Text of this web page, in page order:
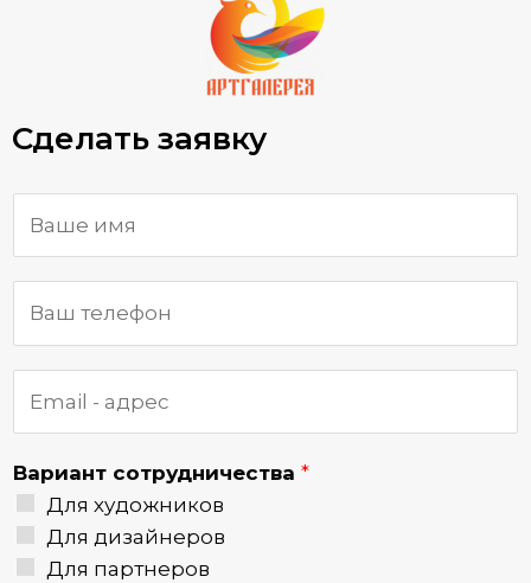
Сделать заявку
Вариант сотрудничества *
Для художников
Для дизайнеров
Для партнеров